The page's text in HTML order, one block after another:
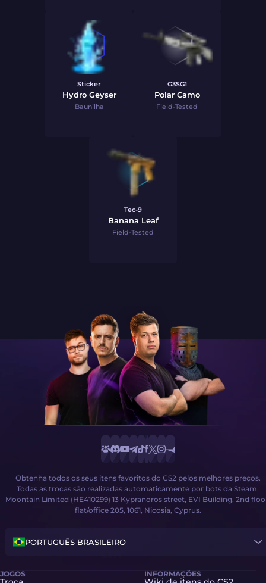
Sticker
Hydro Geyser
Baunilha
G3SG1
Polar Camo
Field-Tested
Tec-9
Banana Leaf
Field-Tested
Obtenha todos os seus itens favoritos do CS2 pelos melhores preços.
Todas as trocas são realizadas automaticamente por bots da Steam.
Moontain Limited (HE410299) 13 Kypranoros street, EVI Building, 2nd
flat/office 205, 1061, Nicosia, Cyprus.
PORTUGUÊS BRASILEIRO
JOGOS INFORMAÇÕES